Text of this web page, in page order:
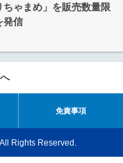
ゃまめ」を販売数量限
発信
免責事項
Rights Reserved.